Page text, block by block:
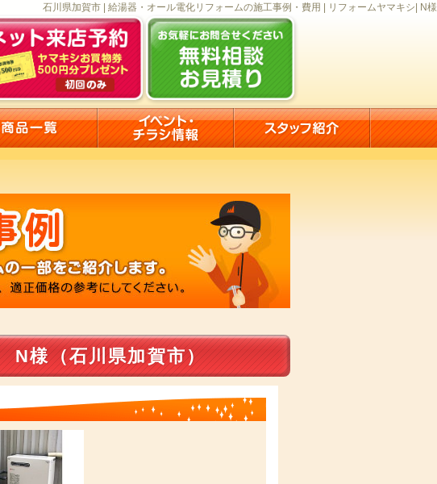
石川県加賀市 | 給湯器・オール電化リフォームの施工事例・費用 | リフォームヤマキシ| N様
様（石川県加賀市）